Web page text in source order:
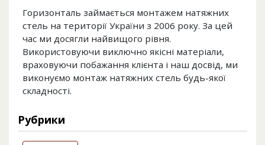
Горизонталь займається монтажем натяжних
стель на території України з 2006 року. За цей
час ми досягли найвищого рівня.
Використовуючи виключно якісні матеріали,
враховуючи побажання клієнта і наш досвід, ми
виконуємо монтаж натяжних стель будь-якої
складності.
Рубрики